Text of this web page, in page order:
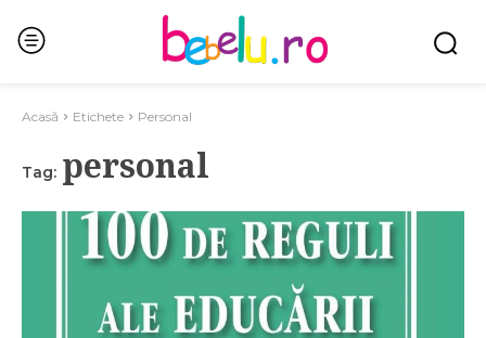
Acasă Etichete Personal
Tag: personal